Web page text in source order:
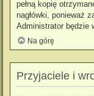
pełną kopię
nagłówki, ponieważ
Administrator będzie
Na górę
Przyjaciele i